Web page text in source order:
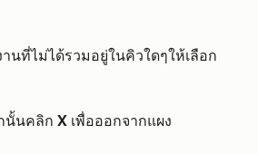
นที่ไม่ได้รวมอยู่ในคิวใดๆให้เลือก
นั้นคลิก X เพื่อออกจากแผง